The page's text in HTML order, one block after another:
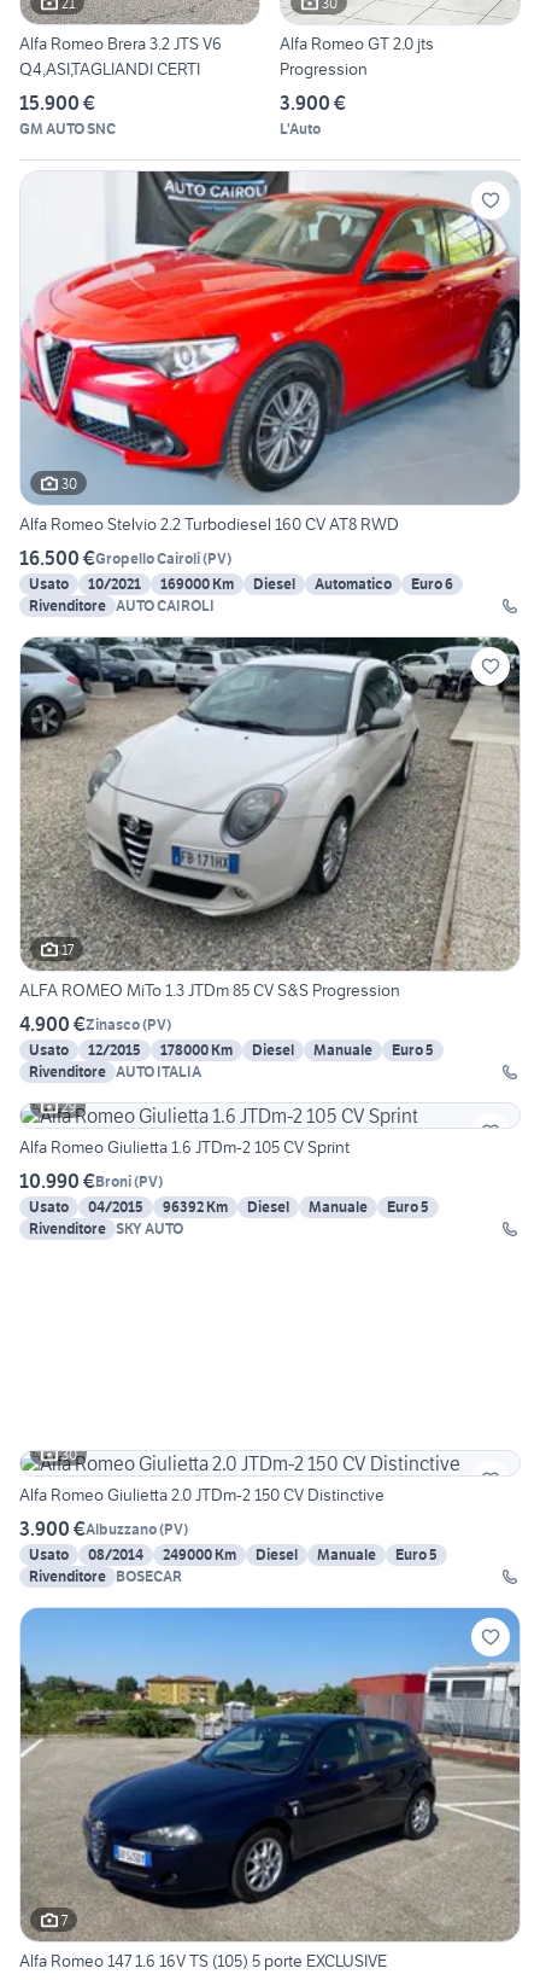
Alfa Romeo Brera 3.2 JTS V6
Q4,ASI,TAGLIANDI CERTI
15.900 €
GM AUTO SNC
Alfa Romeo GT 2.0 jts
Progression
3.900 €
L'Auto
30
Alfa Romeo Stelvio 2.2 Turbodiesel 160 CV AT8 RWD
16.500 €Gropello Cairoli(PV)
Usato
10/2021 169000 Km Diesel Automatico
Euro 6
Rivenditore AUTO CAIROLI
17
ALFA ROMEO MiTo 1.3 JTDm 85 CV S&S Progression
4.900 €Zinasco(PV)
Usato
12/2015 178000 Km Diesel Manuale
Euro 5
Rivenditore AUTO ITALIA
29
Alfa Romeo Giulietta 1.6 JTDm-2 105 CV Sprint
10.990 €Broni(PV)
Usato
04/2015 96392 Km Diesel Manuale
Euro 5
Rivenditore SKY AUTO
30
Alfa Romeo Giulietta 2.0 JTDm-2 150 CV Distinctive
3.900 €Albuzzano(PV)
Usato
08/2014 249000 Km Diesel Manuale
Euro 5
Rivenditore BOSECAR
7
Alfa Romeo 147 1.6 16V TS (105) 5 porte EXCLUSIVE